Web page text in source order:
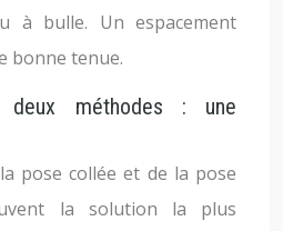
à bulle. Un espacement
bonne tenue.
deux méthodes : une
pose collée et de la pose
la solution la plus